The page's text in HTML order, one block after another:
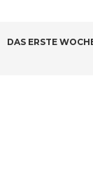
DAS ERSTE